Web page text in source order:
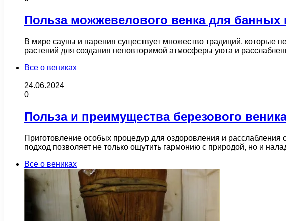
Польза можжевелового венка для банных
В мире сауны и парения существует множество традиций, которые
растений для создания неповторимой атмосферы уюта и
Все о вениках
24.06.2024
0
Польза и преимущества березового
Приготовление особых процедур для оздоровления и
подход позволяет не только ощутить гармонию с природой, но и
Все о вениках